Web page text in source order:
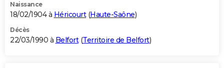
Naissance
18/02/1904 à Héricourt(Haute-Saône)
Décès
22/03/1990 à Belfort(Territoire de Belfort)